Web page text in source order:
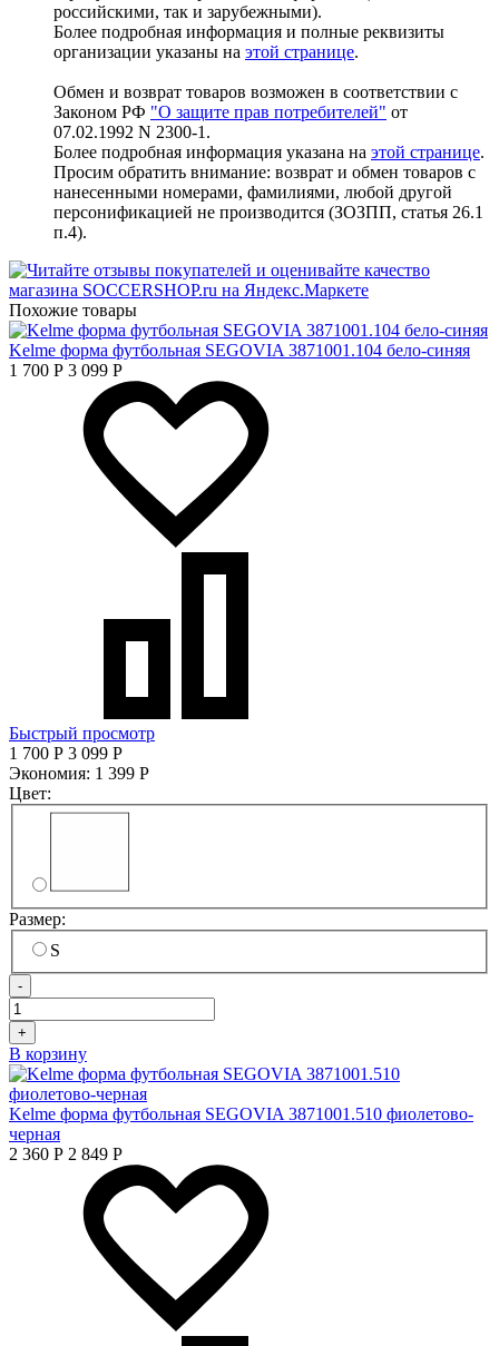
российскими, так и зарубежными).
Более подробная информация и полные реквизиты
организации указаны на этой странице.
Обмен и возврат товаров возможен в соответствии с
Законом РФ "О защите прав потребителей" от
07.02.1992 N 2300-1.
Более подробная информация указана на этой странице.
Просим обратить внимание: возврат и обмен товаров с
нанесенными номерами, фамилиями, любой другой
персонификацией не производится (ЗОЗПП, статья 26.1
п.4).
Похожие товары
Kelme форма футбольная SEGOVIA 3871001.104 бело-синяя
1 700 Р 3 099 Р
Быстрый просмотр
1 700 Р 3 099 Р
Экономия: 1 399 Р
Цвет:
Размер:
S
-
+
В корзину
Kelme форма футбольная SEGOVIA 3871001.510 фиолетово-
черная
2 360 Р 2 849 Р